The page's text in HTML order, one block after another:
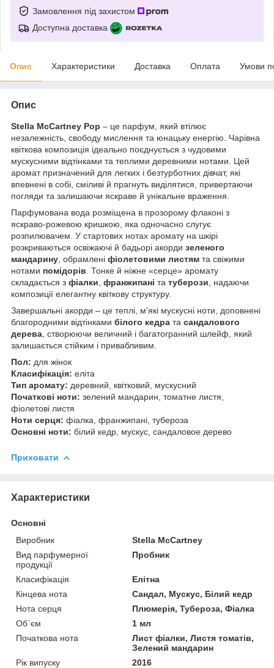
Замовлення під захистом
Доступна доставка
Опис Характеристики Доставка Оплата Умови
Опис
Stella McCartney Pop – це парфум, який втілює
незалежність, свободу мислення та юнацьку енергію. Чарівна
квіткова композиція ідеально поєднується з чудовими
мускусними відтінками та теплими деревними нотами. Цей
аромат призначений для легких і безтурботних дівчат, які
впевнені в собі, сміливі й прагнуть виділятися, привертаючи
погляди та залишаючи яскраве й унікальне враження.
Парфумована вода розміщена в прозорому флаконі з
яскраво-рожевою кришкою, яка одночасно слугує
розпилювачем. У стартових нотах аромату на шкірі
розкриваються освіжаючі й бадьорі акорди зеленого
мандарину , обрамлені фіолетовими листям та свіжими
нотами помідорів . Тонке й ніжне «серце» аромату
складається з фіалки франжипані та туберози , надаючи
композиції елегантну квіткову структуру.
Завершальні акорди – це теплі, м'які мускусні ноти, доповнені
благородними відтінками білого кедра та сандалового
дерева , створюючи величний і багатогранний шлейф, який
залишається стійким і привабливим.
Пол: для жінок
Класифікація: еліта
Тип аромату: деревний, квітковий, мускусний
Початкові ноти: зелений мандарин, томатне листя,
фіолетові листя
Ноти серця: фіалка, франжипані, тубероза
Основні ноти: білий кедр, мускус, сандаловое дерево
Приховати
Характеристики
Основні
Виробник
Stella McCartney
Вид парфумерної
продукції
Пробник
Класифікація
Елітна
Кінцева нота
Сандал, Мускус, Білий кедр
Нота серця
Плюмерія, Тубероза, Фіалка
Об`єм
1 мл
Початкова нота
Лист фіалки, Листя томатів,
Зелений мандарин
Рік випуску
2016